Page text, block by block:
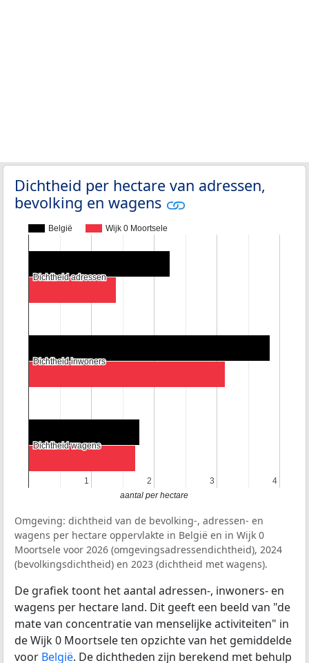
Dichtheid per hectare van adressen,
bevolking en wagens
België Wijk 0 Moortsele
1
1 2
2 3
3 4
4
Dichtheid adressen
Dichtheid adressen
Dichtheid inwoners
Dichtheid inwoners
Dichtheid wagens
Dichtheid wagens
aantal per hectare
Omgeving: dichtheid van de bevolking-, adressen- en
wagens per hectare oppervlakte in België en in Wijk 0
Moortsele voor 2026 (omgevingsadressendichtheid), 2024
(bevolkingsdichtheid) en 2023 (dichtheid met wagens).
De grafiek toont het aantal adressen-, inwoners- en
wagens per hectare land. Dit geeft een beeld van "de
mate van concentratie van menselijke activiteiten" in
de Wijk 0 Moortsele ten opzichte van het gemiddelde
voor België. De dichtheden zijn berekend met behulp